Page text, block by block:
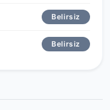
Belirsiz
Belirsiz